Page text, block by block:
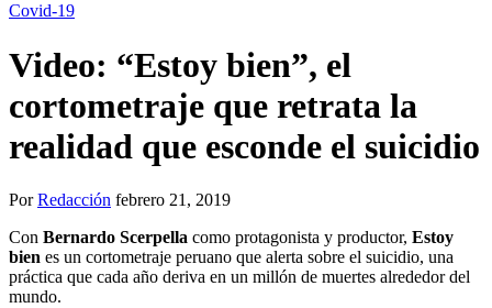
Covid-19
Video: “Estoy bien”, el
cortometraje que retrata la
realidad que esconde el suicidio
PorRedacción febrero 21, 2019
Con Bernardo Scerpella como protagonista y productor, Estoy
bien es un cortometraje peruano que alerta sobre el suicidio, una
práctica que cada año deriva en un millón de muertes alrededor del
mundo.